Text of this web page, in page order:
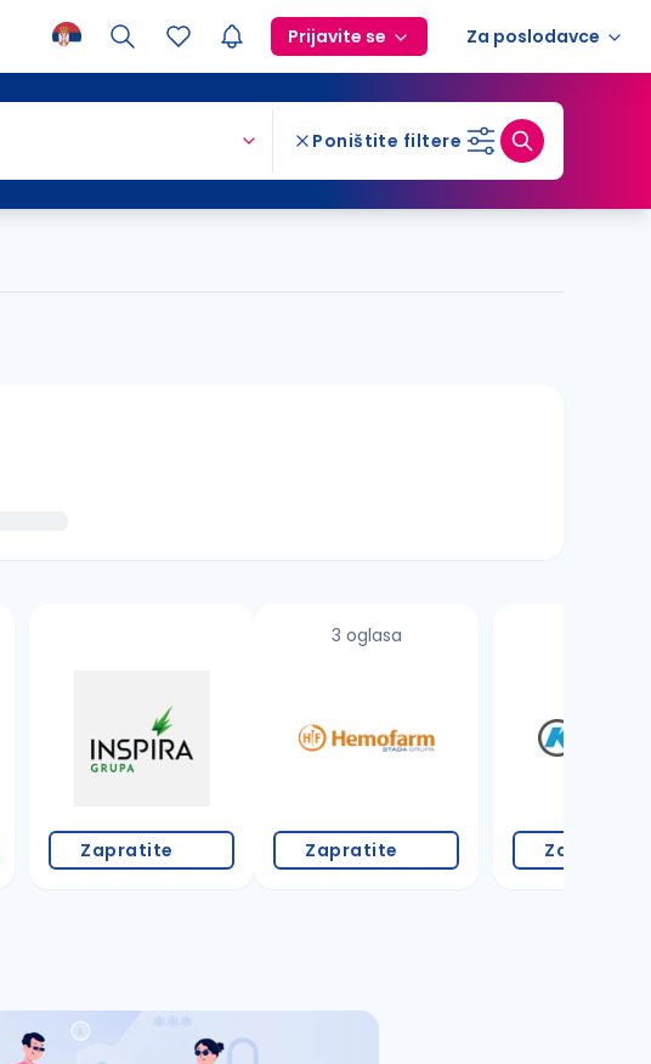
Prijavite se Za poslodavce
Poništite filtere
Zapratite
3 oglasa
Zapratite Zapratite